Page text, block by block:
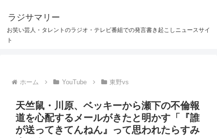
ラジサマリー
お笑い芸人・タレントのラジオ・テレビ番組での発言書き起こしニュースサイ
ト
ホーム YouTube 東野vs
天竺鼠・川原、ベッキーから瀬下の不倫報
道を心配するメールがきたと明かす「『誰
が送ってきてんねん』って思われたらすみ